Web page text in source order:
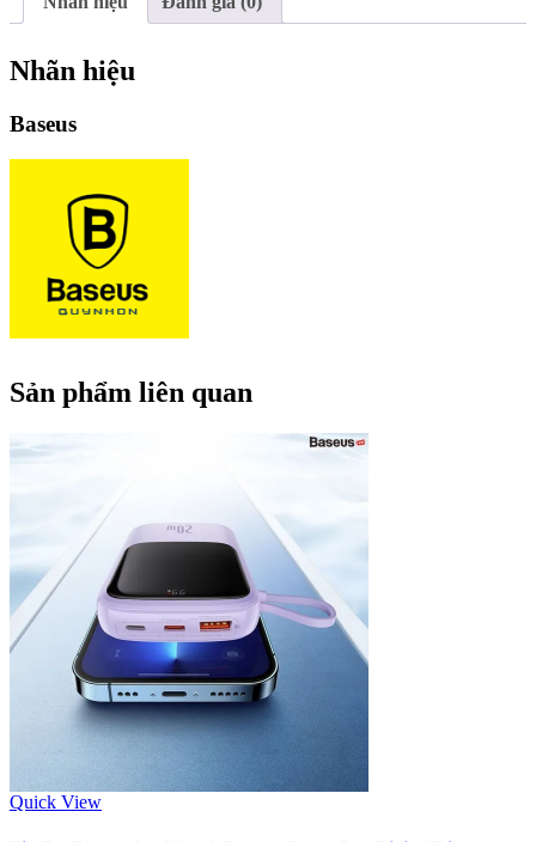
Nhãn hiệu
Baseus
Sản phẩm liên quan
Quick View